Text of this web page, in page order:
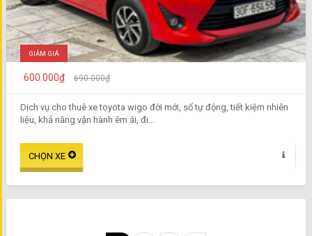
GIẢM GIÁ
600.000₫ 690.000₫
Dịch vụ cho thuê xe toyota wigo đời mới, số tự động, tiết kiệm nhiên
liệu, khả năng vận hành êm ái, đi...